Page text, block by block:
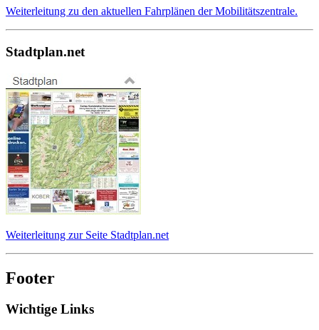
Weiterleitung zu den aktuellen Fahrplänen der Mobilitätszentrale.
Stadtplan.net
Weiterleitung zur Seite Stadtplan.net
Footer
Wichtige Links